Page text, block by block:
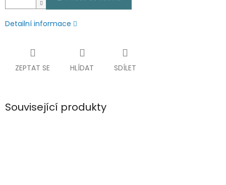
Detailní informace
ZEPTAT SE HLÍDAT SDÍLET
Související produkty